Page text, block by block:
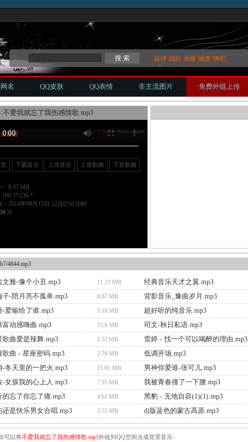
旋律 战歌 劲爆 喊麦 嗨吧
名 QQ皮肤 QQ表情 非主流图片 免费外链上传
不爱我就忘了我伤感情歌.mp3
下载音乐 上传音乐 上首歌曲 下首歌曲
：8.37 MB
106.37.236.*
：2014年09月15日 12点07分26秒
次
4844.mp3
文雅-像个小丑.mp3 11.21 MB 经典音乐天才之翼.mp3
子-陪月亮不孤单.mp3 8.87 MB 背影音乐_豫曲岁月.mp3
-爱输给了谁.mp3 3.18 MB 超好听的纯音乐.mp3
富动感嗨曲.mp3 15.6 MB 司文-秋日私语.mp3
歌曲爱是辣舞.mp3 1.53 MB 雷婷 - 找一个可以喝醉的理由.mp3
歌曲 - 星座密码.mp3 2.79 MB 低调开场.mp3
-冬天里的一把火.mp3 15.01 MB 男神你爱谁-张可儿.mp3
-女孩我的心上人.mp3 7.95 MB 我被青春撞了一下腰.mp3
的忘了你忘了痛.mp3 4.61 MB 黑豹 - 无地自容(1)(1).mp3
还是快乐男女合唱.mp3 3.55 MB dj版蓝色的蒙古高原.mp3
可以将不爱我就忘了我伤感情歌.mp3外链到QQ空间当成背景音乐.